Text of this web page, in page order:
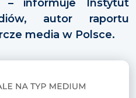
– informuje Instytut
autor raportu
media w Polsce.